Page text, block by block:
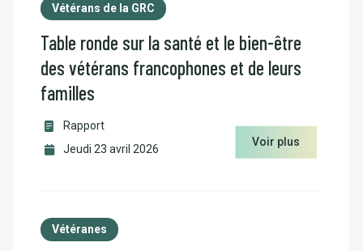
Vétérans de la GRC
Table ronde sur la santé et le bien-être
des vétérans francophones et de leurs
familles
Rapport
Jeudi 23 avril 2026
Voir plus
Vétéranes